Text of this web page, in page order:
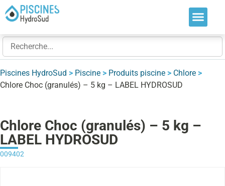
Piscines HydroSud > Piscine > Produits piscine > Chlore >
Chlore Choc (granulés) – 5 kg – LABEL HYDROSUD
Chlore Choc (granulés) – 5 kg –
LABEL HYDROSUD
009402